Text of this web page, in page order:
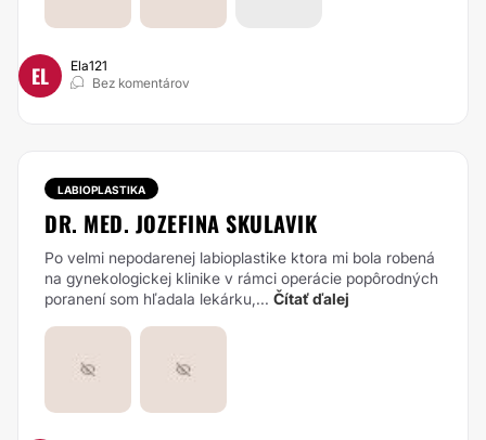
EL
Ela121
Bez komentárov
LABIOPLASTIKA
DR. MED. JOZEFINA SKULAVIK
Po velmi nepodarenej labioplastike ktora mi bola robená
na gynekologickej klinike v rámci operácie popôrodných
poranení som hľadala lekárku,... Čítať ďalej